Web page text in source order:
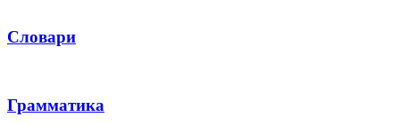
Словари
Грамматика